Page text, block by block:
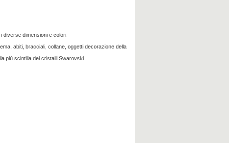
diverse dimensioni e colori.
abiti, bracciali, collane, oggetti decorazione della
più scintilla dei cristalli Swarovski.